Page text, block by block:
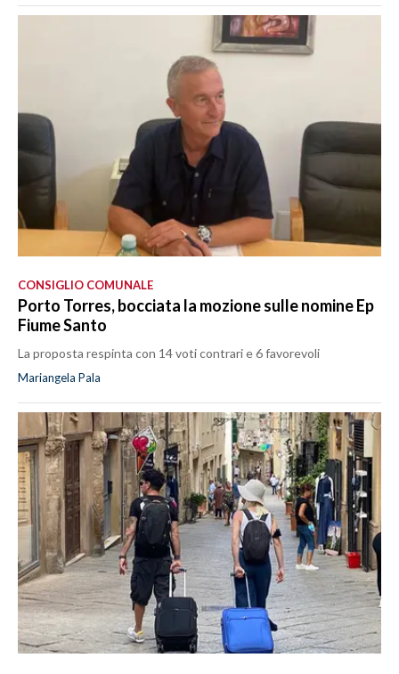
CONSIGLIO COMUNALE
Porto Torres, bocciata la mozione sulle nomine Ep
Fiume Santo
La proposta respinta con 14 voti contrari e 6 favorevoli
Mariangela Pala